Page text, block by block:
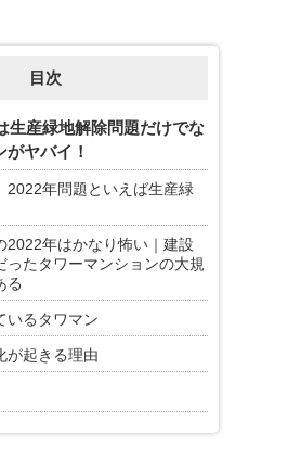
目次
生産緑地解除問題だけでな
ヤバイ！
2022年問題といえば生産緑
2022年はかなり怖い｜建設
ったタワーマンションの大規
る
いるタワマン
が起きる理由